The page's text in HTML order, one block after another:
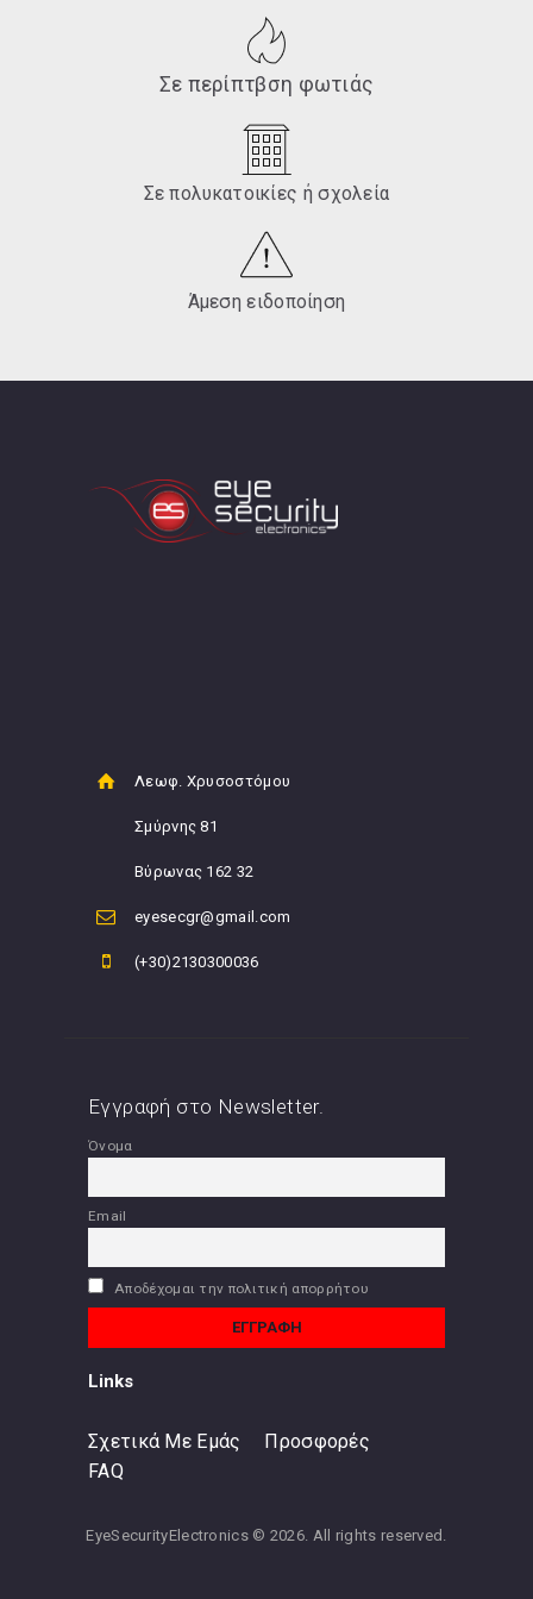
Σε περίπτβση φωτιάς
Σε πολυκατοικίες ή σχολεία
Άμεση ειδοποίηση
Λεωφ. Χρυσοστόμου
Σμύρνης 81
Βύρωνας 162 32
eyesecgr@gmail.com
(+30)2130300036
Εγγραφή στο Newsletter.
Όνομα
Email
Αποδέχομαι την πολιτική απορρήτου
Links
Σχετικά Με Εμάς
Προσφορές
FAQ
EyeSecurityElectronics © 2026. All rights reserved.